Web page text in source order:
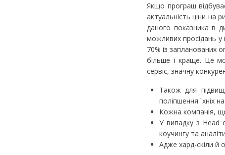
Якщо програш
актуальність ціни на
даного показника в
можливих просідань у
70% із
більше і краще. Це
сервіс, значну
Також для
поліпшення їхніх
Кожна компанія,
У випадку з Head
коучингу та
Адже хард-скіли й